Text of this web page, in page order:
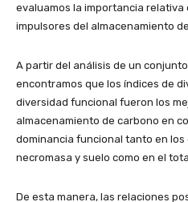
evaluamos la importancia relativa
impulsores del almacenamiento
A partir del análisis de un
encontramos que los índices de
diversidad funcional fueron los
almacenamiento de carbono en
dominancia funcional tanto en
necromasa y suelo como en el
De esta manera, las relaciones